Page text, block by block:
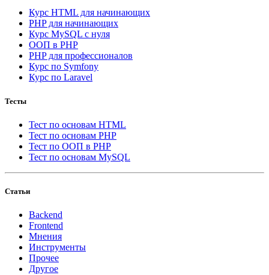
Курс HTML для начинающих
PHP для начинающих
Курс MySQL с нуля
ООП в PHP
PHP для профессионалов
Курс по Symfony
Курс по Laravel
Тесты
Тест по основам HTML
Тест по основам PHP
Тест по ООП в PHP
Тест по основам MySQL
Статьи
Backend
Frontend
Мнения
Инструменты
Прочее
Другое